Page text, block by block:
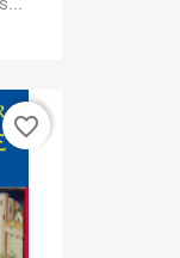
favorite_border